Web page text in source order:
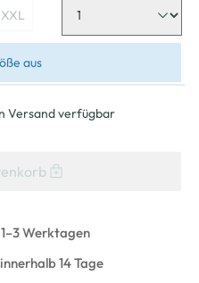
XXL
aus
Versand verfügbar
Werktagen
14 Tage